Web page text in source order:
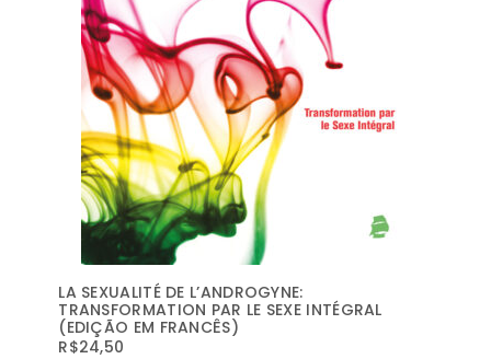
LA SEXUALITÉ DE L’ANDROGYNE:
TRANSFORMATION PAR LE SEXE INTÉGRAL
(EDIÇÃO EM FRANCÊS)
R$24,50